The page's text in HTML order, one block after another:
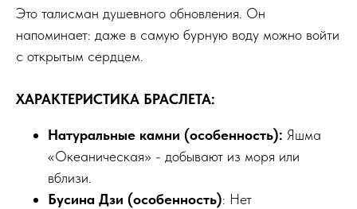
Это талисман душевного обновления. Он
напоминает: даже в самую бурную воду можно войти
с открытым сердцем.
ХАРАКТЕРИСТИКА БРАСЛЕТА:
Натуральные камни (особенность): Яшма
«Океаническая» - добывают из моря или
вблизи.
Бусина Дзи (особенность): Нет